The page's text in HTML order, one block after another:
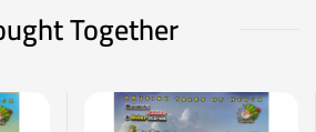
Together